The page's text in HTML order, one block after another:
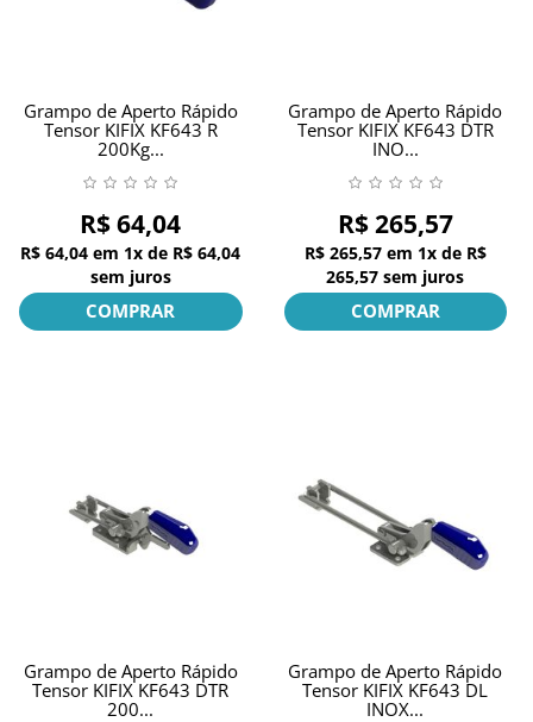
Grampo de Aperto Rápido
Tensor KIFIX KF643 R
200Kg...
R$ 64,04
R$ 64,04 em 1x de R$ 64,04
sem juros
COMPRAR
Grampo de Aperto Rápido
Tensor KIFIX KF643 DTR
INO...
R$ 265,57
R$ 265,57 em 1x de R$
265,57 sem juros
COMPRAR
Grampo de Aperto Rápido
Tensor KIFIX KF643 DTR
200...
Grampo de Aperto Rápido
Tensor KIFIX KF643 DL
INOX...